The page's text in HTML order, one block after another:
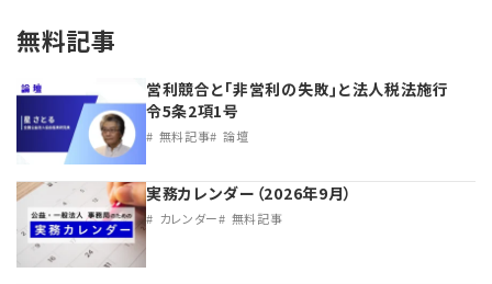
無料記事
営利競合と｢非営利の失敗｣と法人税法施行
令5条2項1号
無料記事 論壇
実務カレンダー（2026年9月）
カレンダー 無料記事